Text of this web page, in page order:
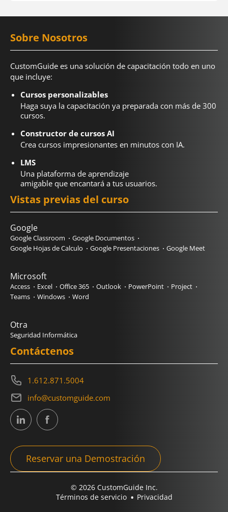
Sobre Nosotros
CustomGuide es una solución de capacitación todo en uno
que incluye:
Cursos personalizables
Haga suya la capacitación ya preparada con más de 300
cursos.
Constructor de cursos AI
Crea cursos impresionantes en minutos con IA.
LMS
Una plataforma de aprendizaje
amigable que encantará a tus usuarios.
Vistas previas del curso
Google
Google Classroom
Google Documentos
Google Hojas de Calculo
Google Presentaciones Google Meet
Microsoft
Access Excel Office 365 Outlook PowerPoint
Project
Teams
Windows Word
Otra
Seguridad Informática
Contáctenos
1.612.871.5004
info@customguide.com
Reservar una Demostración
© 2026 CustomGuide Inc.
Términos de servicio
Privacidad